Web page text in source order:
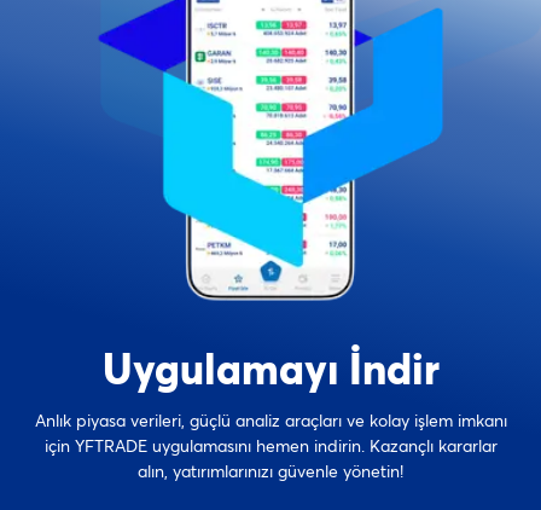
Uygulamayı İndir
Anlık piyasa verileri, güçlü analiz araçları ve kolay işlem imkanı
için YFTRADE uygulamasını hemen indirin. Kazançlı kararlar
alın, yatırımlarınızı güvenle yönetin!